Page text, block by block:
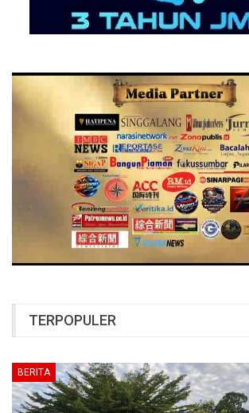
TERPOPULER
BERITA